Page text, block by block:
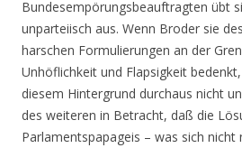
Bundesempörungsbeauftragten übt
unparteiisch aus. Wenn Broder sie
harschen Formulierungen an der
Unhöflichkeit und Flapsigkeit
diesem Hintergrund durchaus nicht
des weiteren in Betracht, daß die
Parlamentspapageis – was sich